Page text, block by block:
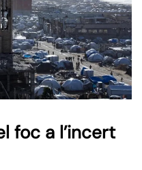
foc a l’incert